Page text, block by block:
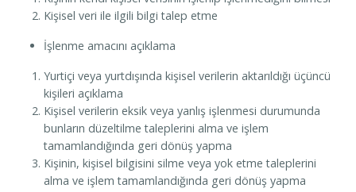
Kişisel veri ile ilgili bilgi talep etme
İşlenme amacını açıklama
Yurtiçi veya yurtdışında kişisel verilerin aktarıldığı üçüncü
kişileri açıklama
Kişisel verilerin eksik veya yanlış işlenmesi durumunda
bunların düzeltilme taleplerini alma ve işlem
tamamlandığında geri dönüş yapma
Kişinin, kişisel bilgisini silme veya yok etme taleplerini
alma ve işlem tamamlandığında geri dönüş yapma